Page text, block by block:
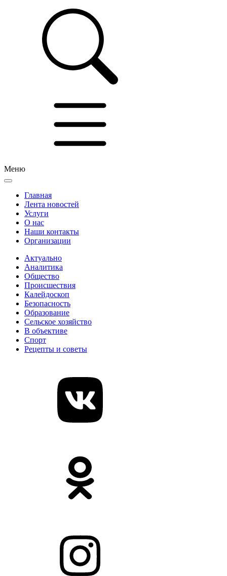
Меню
Главная
Лента новостей
Услуги
О нас
Наши контакты
Организации
Актуально
Аналитика
Общество
Происшествия
Калейдоскоп
Безопасность
Образование
Сельское хозяйство
В объективе
Спорт
Рецепты и советы